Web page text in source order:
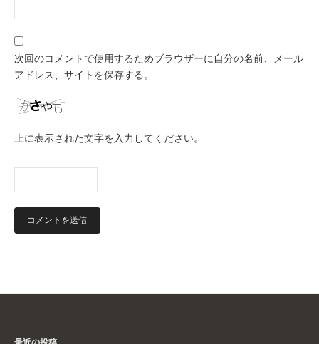
次回のコメントで使用するためブラウザーに自分の名前、メール
アドレス、サイトを保存する。
上に表示された文字を入力してください。